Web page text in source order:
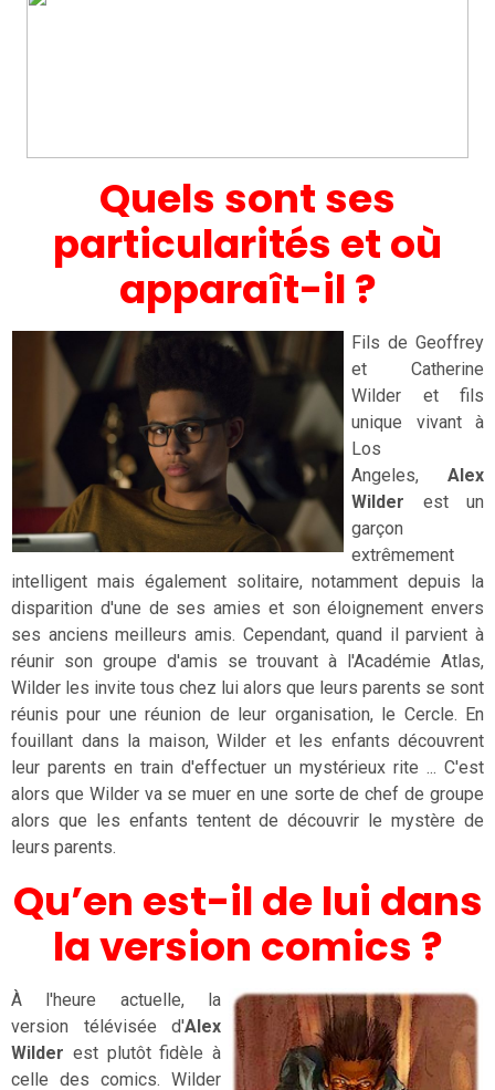
Quels sont ses
particularités et où
apparaît-il ?
Fils de Geoffrey
et Catherine
Wilder et fils
unique vivant à
Los
Angeles, Alex
Wilder est un
garçon
extrêmement
intelligent mais également solitaire, notamment depuis la
disparition d'une de ses amies et son éloignement envers
ses anciens meilleurs amis. Cependant, quand il parvient à
réunir son groupe d'amis se trouvant à l'Académie Atlas,
Wilder les invite tous chez lui alors que leurs parents se sont
réunis pour une réunion de leur organisation, le Cercle. En
fouillant dans la maison, Wilder et les enfants découvrent
leur parents en train d'effectuer un mystérieux rite ... C'est
alors que Wilder va se muer en une sorte de chef de groupe
alors que les enfants tentent de découvrir le mystère de
leurs parents.
Qu’en est-il de lui dans
la version comics ?
À l'heure actuelle, la
version télévisée d'Alex
Wilder est plutôt fidèle à
celle des comics. Wilder